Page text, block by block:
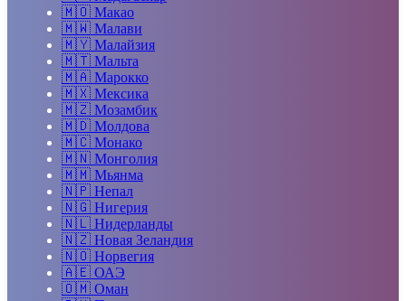
🇲🇴 Макао
🇲🇼 Малави
🇲🇾 Малайзия
🇲🇹 Мальта
🇲🇦 Марокко
🇲🇽 Мексика
🇲🇿 Мозамбик
🇲🇩 Молдова
🇲🇨 Монако
🇲🇳 Монголия
🇲🇲 Мьянма
🇳🇵 Непал
🇳🇬 Нигерия
🇳🇱 Нидерланды
🇳🇿 Новая Зеландия
🇳🇴 Норвегия
🇦🇪 ОАЭ
🇴🇲 Оман